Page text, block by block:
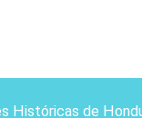
Históricas de